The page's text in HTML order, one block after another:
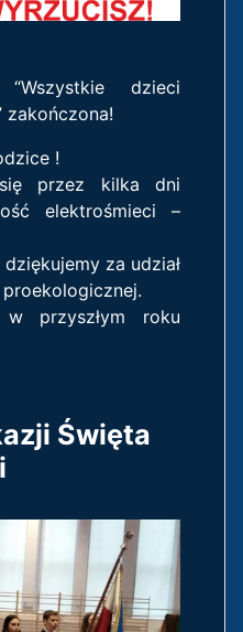
dzieci
zakończona!
!
przez kilka dni
elektrośmieci –
za udział
przyszłym roku
Święta